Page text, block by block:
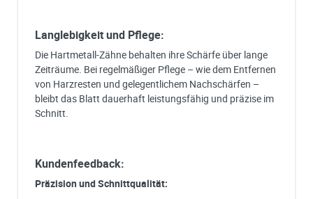
Langlebigkeit und Pflege:
Die Hartmetall-Zähne behalten ihre Schärfe über lange
Zeiträume. Bei regelmäßiger Pflege – wie dem Entfernen
von Harzresten und gelegentlichem Nachschärfen –
bleibt das Blatt dauerhaft leistungsfähig und präzise im
Schnitt.
Kundenfeedback:
Präzision und Schnittqualität: